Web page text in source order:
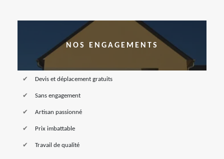
NOS ENGAGEMENTS
Devis et déplacement gratuits
Sans engagement
Artisan passionné
Prix imbattable
Travail de qualité